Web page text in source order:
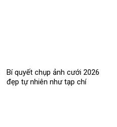
Bí quyết chụp ảnh cưới 2026
đẹp tự nhiên như tạp chí